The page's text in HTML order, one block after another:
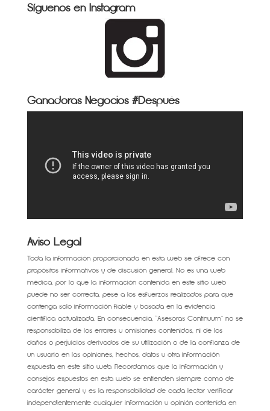
Síguenos en Instagram
Ganadoras Negocios #Después
Aviso Legal
Toda la información proporcionada en esta web se ofrece con
propósitos informativos y de discusión general. No es una web
médica, por lo que la información contenida en este sitio web
puede no ser correcta, pese a los esfuerzos realizados para que
contenga solo información fiable y basada en la evidencia
científica actualizada. En consecuencia, “Asesoras Continuum” no se
responsabiliza de los errores u omisiones contenidos, ni de los
daños o perjuicios derivados de su utilización o de la confianza de
un usuario en las opiniones, hechos, datos u otra información
expuesta en este sitio web. Recordamos que la información y
consejos expuestos en esta web se entienden siempre como de
carácter general y es la responsabilidad de cada lector verificar
independientemente cualquier información u opinión contenida en